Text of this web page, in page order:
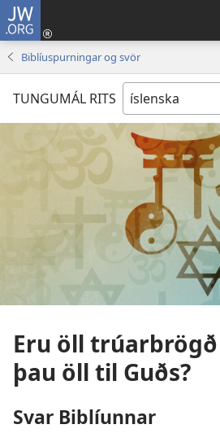
JW.ORG
Biblíuspurningar og svör
TUNGUMÁL RITS
Eru öll trúarbrögð
þau öll til Guðs?
Svar Biblíunnar